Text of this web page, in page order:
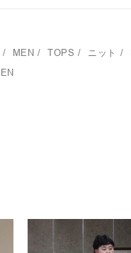
/ MEN / TOPS / ニット /